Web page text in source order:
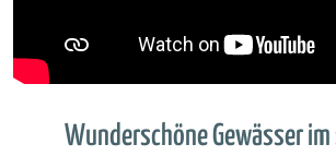
Wunderschöne Gewässer